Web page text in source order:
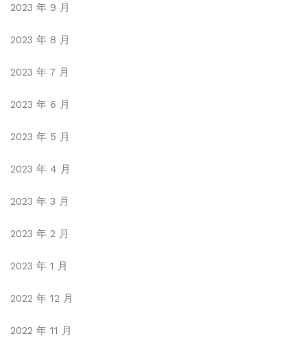
2023 年 9 月
2023 年 8 月
2023 年 7 月
2023 年 6 月
2023 年 5 月
2023 年 4 月
2023 年 3 月
2023 年 2 月
2023 年 1 月
2022 年 12 月
2022 年 11 月